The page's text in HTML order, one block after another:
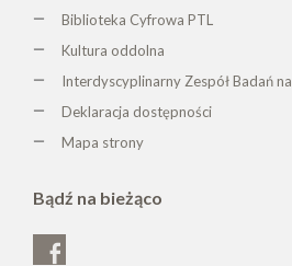
Biblioteka Cyfrowa PTL
Kultura oddolna
Interdyscyplinarny Zespół Badań
Deklaracja dostępności
Mapa strony
Bądź na bieżąco